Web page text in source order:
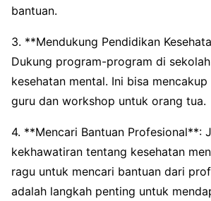
bantuan.
3. **Mendukung Pendidikan
Dukung program-program di
kesehatan mental. Ini bisa
guru dan workshop untuk orang tua.
4. **Mencari Bantuan Profesional**:
kekhawatiran tentang kesehatan
ragu untuk mencari bantuan dari
adalah langkah penting untuk